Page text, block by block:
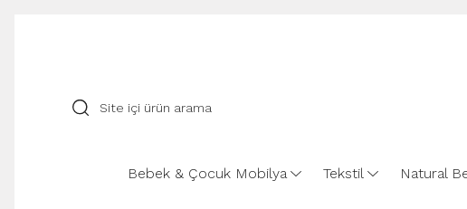
Bebek & Çocuk Mobilya Tekstil Natural